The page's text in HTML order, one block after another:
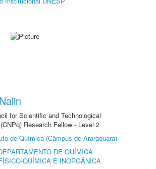
for Scientific and Technological
Research Fellow - Level 2
de Química (Câmpus de Araraquara)
DE QUÍMICA
QUÍMICA E INORGÂNICA